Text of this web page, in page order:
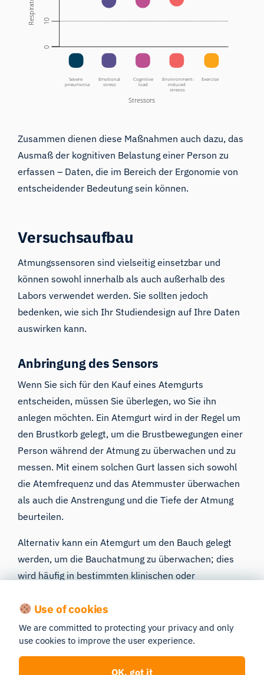
Zusammendienen diese Maßnahmen auchdazu, das
Ausmaß der kognitiven Belastung einer Person zu
erfassen – Daten, die im Bereich der Ergonomie von
entscheidender Bedeutung sein können.
Versuchsaufbau
Atmungssensoren sind vielseitig einsetzbar und
können sowohl innerhalb als auch außerhalb des
Labors verwendet werden. Sie sollten jedoch
bedenken, wie sich Ihr Studiendesign auf Ihre Daten
auswirken kann.
Anbringung des Sensors
Wenn Sie sich für den Kauf eines Atemgurts
entscheiden, müssen Sie überlegen, wo Sie ihn
anlegen möchten. Ein Atemgurt wird in der Regel um
den Brustkorb gelegt, um die Brustbewegungen einer
Person während der Atmung zu überwachen und zu
messen. Mit einem solchen Gurt lassen sich sowohl
die Atemfrequenz und das Atemmuster überwachen
als auch die Anstrengung und die Tiefe der Atmung
beurteilen.
Alternativ kann ein Atemgurt um den Bauch gelegt
werden, um die Bauchatmung zu überwachen; dies
wird häufig in bestimmten klinischen oder
Atemmuster oder zu Biofeedback-Zwecken
eingesetzt.
den Bauch gelegt wird, hängt von den jeweiligen
Use of cookies
We are committed to protecting your privacy and only
use cookies to improve the user experience.
OK, got it